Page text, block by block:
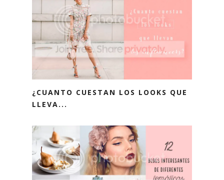
¿CUANTO CUESTAN LOS LOOKS QUE
LLEVA...